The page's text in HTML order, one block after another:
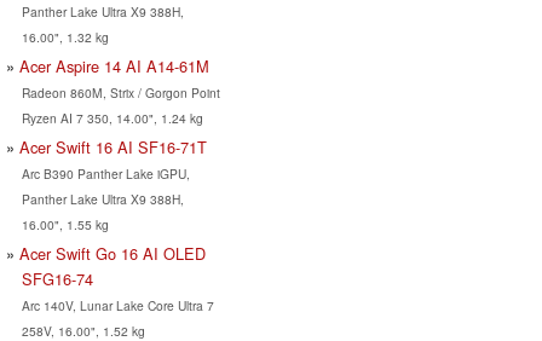
Panther Lake Ultra X9 388H,
16.00", 1.32 kg
Acer Aspire 14 AI A14-61M
Radeon 860M, Strix / Gorgon Point
Ryzen AI 7 350, 14.00", 1.24 kg
Acer Swift 16 AI SF16-71T
Arc B390 Panther Lake iGPU,
Panther Lake Ultra X9 388H,
16.00", 1.55 kg
Acer Swift Go 16 AI OLED
SFG16-74
Arc 140V, Lunar Lake Core Ultra 7
258V, 16.00", 1.52 kg